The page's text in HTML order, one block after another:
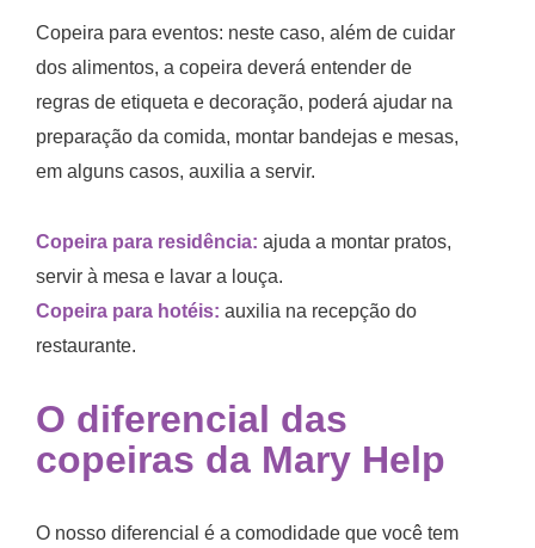
Copeira para eventos: neste caso, além de cuidar
dos alimentos, a copeira deverá entender de
regras de etiqueta e decoração, poderá ajudar na
preparação da comida, montar bandejas e mesas,
em alguns casos, auxilia a servir.
Copeira para residência: ajuda a montar pratos,
servir à mesa e lavar a louça.
Copeira para hotéis: auxilia na recepção do
restaurante.
O diferencial das
copeiras da Mary Help
O nosso diferencial é a comodidade que você tem